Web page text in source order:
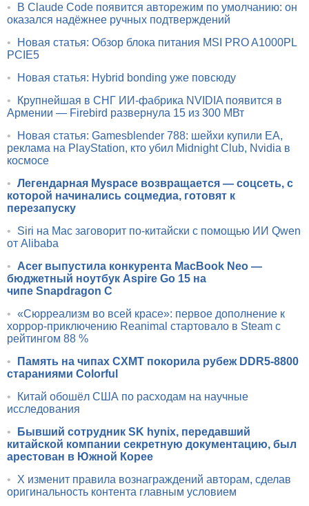
•
В Claude Code появится авторежим по умолчанию: он
оказался надёжнее ручных подтверждений
•
Новая статья: Обзор блока питания MSI PRO A1000PL
PCIE5
•
Новая статья: Hybrid bonding уже повсюду
•
Крупнейшая в СНГ ИИ-фабрика NVIDIA появится в
Армении — Firebird развернула 15 из 300 МВт
•
Новая статья: Gamesblender 788: шейхи купили EA,
реклама на PlayStation, кто убил Midnight Club, Nvidia в
космосе
• Легендарная Myspace возвращается — соцсеть, с
которой начинались соцмедиа, готовят к
перезапуску
•
Siri на Mac заговорит по-китайски с помощью ИИ Qwen
от Alibaba
•
Acer выпустила конкурента MacBook Neo —
бюджетный ноутбук Aspire Go 15 на
чипе Snapdragon C
• «Сюрреализм во всей красе»: первое дополнение к
хоррор-приключению Reanimal стартовало в Steam с
рейтингом 88 %
•
Память на чипах CXMT покорила рубеж DDR5-8800
стараниями Colorful
•
Китай обошёл США по расходам на научные
исследования
•
Бывший сотрудник SK hynix, передавший
китайской компании секретную документацию, был
арестован в Южной Корее
•
X изменит правила вознаграждений авторам, сделав
оригинальность контента главным условием